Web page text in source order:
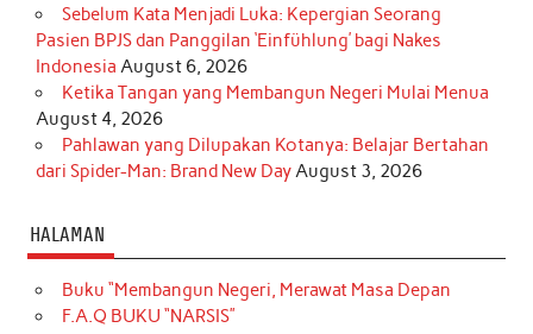
Sebelum Kata Menjadi Luka: Kepergian Seorang
Pasien BPJS dan Panggilan ‘Einfühlung’ bagi Nakes
Indonesia August 6, 2026
Ketika Tangan yang Membangun Negeri Mulai Menua
August 4, 2026
Pahlawan yang Dilupakan Kotanya: Belajar Bertahan
dari Spider-Man: Brand New DayAugust 3, 2026
HALAMAN
Buku “Membangun Negeri, Merawat Masa Depan
F.A.Q BUKU “NARSIS”